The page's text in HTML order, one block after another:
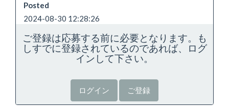
Posted
2024-08-30 12:28:26
ご登録は応募する前に必要となります。も
しすでに登録されているのであれば、ログ
インして下さい。
ログイン ご登録